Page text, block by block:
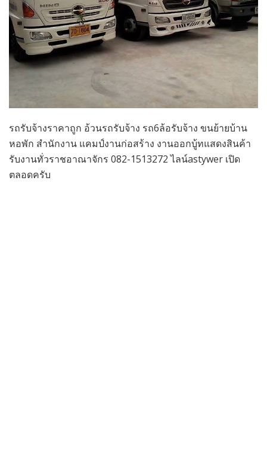
รถรับจ้างราคาถูก อ้วนรถรับจ้าง รถ6ล้อรับจ้าง ขนย้ายบ้าน
หอพัก สำนักงาน แคมป์งานก่อสร้าง งานออกบู้ทแสดงสินค้า
รับงานทั่วราชอาณาจักร 082-1513272 ไลน์astywer เปิด
ตลอดครับ